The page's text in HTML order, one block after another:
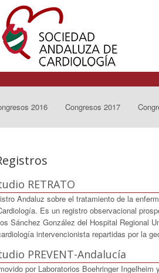
2016 Congresos 2017
RETRATO
Andaluz sobre el tratamiento de la
Es un registro observacional
Sánchez González del Hospital Regional
intervencionista repartidas por la
PREVENT-Andalucía
por Laboratorios Boehringer